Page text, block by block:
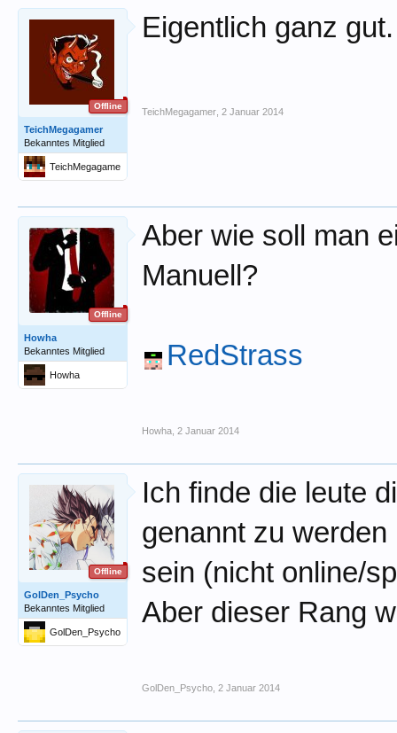
Offline
TeichMegagamer
Bekanntes Mitglied
TeichMegagame
r
Eigentlich ganz
TeichMegagamer 2 Januar 2014
Offline
Howha
Bekanntes Mitglied
Howha
Aber wie soll man
Manuell?
RedStrass
Howha 2 Januar 2014
Offline
GolDen_Psycho
Bekanntes Mitglied
GolDen_Psycho
Ich finde die leute
genannt zu
sein (nicht online/
Aber dieser Rang
GolDen_Psycho 2 Januar 2014